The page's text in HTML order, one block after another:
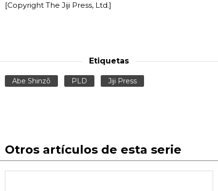
[Copyright The Jiji Press, Ltd.]
Etiquetas
Abe Shinzō PLD Jiji Press
Otros artículos de esta serie